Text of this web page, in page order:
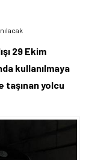
Bitiriyor
29 Ekim
kullanılmaya
taşınan yolcu